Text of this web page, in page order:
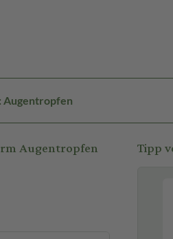
Augentropfen
Augentropfen Tipp